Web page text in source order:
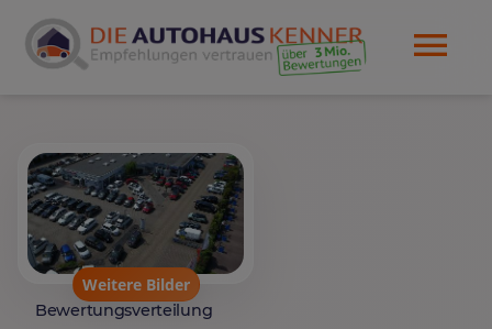
Weitere Bilder
Bewertungsverteilung